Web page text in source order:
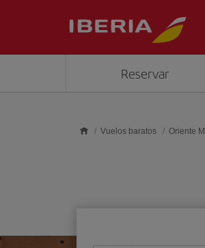
Reservar
Vuelos baratos Oriente